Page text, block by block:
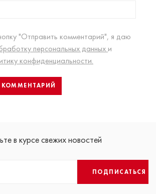
"Отправить комментарий", я даю
персональных данных и
конфиденциальности.
в курсе свежих новостей
ПОДПИСАТЬСЯ